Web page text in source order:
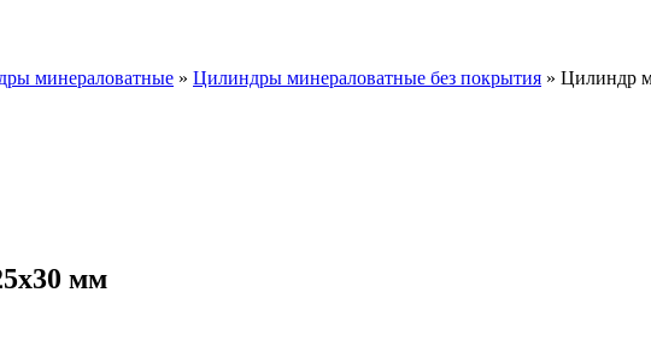
минераловатные » Цилиндры минераловатные без покрытия » Цилиндр
мм